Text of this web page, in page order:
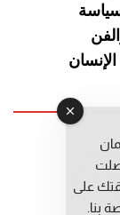
قبال
على
بنا.